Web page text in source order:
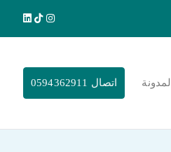
المدونة اتصال 0594362911